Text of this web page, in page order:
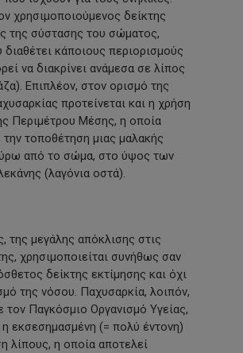
χρησιμοποιούμενος δείκτης
της σύστασης του σώματος,
κάποιους περιορισμούς
να διακρίνει ανάμεσα σε λίπος
Επιπλέον, στον ορισμό της
προτείνεται και η χρήση
Περιμέτρου Μέσης, η οποία
την τοποθέτηση μιας μαλακής
από το σώμα, στο ύψος των
(λαγόνια οστά).
μεγάλης απόκλισης στις
χρησιμοποιείται συνήθως σαν
δείκτης εκτίμησης και όχι
της νόσου. Παχυσαρκία, λοιπόν,
Παγκόσμιο Οργανισμό Υγείας,
η εκσεσημασμένη (= πολύ έντονη)
λίπους, η οποία αποτελεί